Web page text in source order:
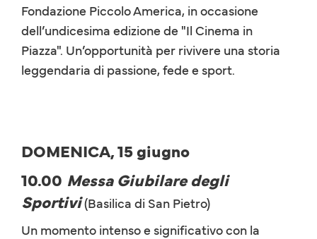
Fondazione Piccolo America, in occasione
dell’undicesima edizione de "Il Cinema in
Piazza". Un’opportunità per rivivere una storia
leggendaria di passione, fede e sport.
DOMENICA, 15 giugno
10.00 Messa Giubilare degli
Sportivi(Basilica di San Pietro)
Un momento intenso e significativo con la